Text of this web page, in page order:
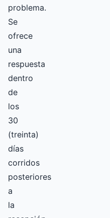
problema.
Se
ofrece
una
respuesta
dentro
de
los
30
(treinta)
días
corridos
posteriores
a
la